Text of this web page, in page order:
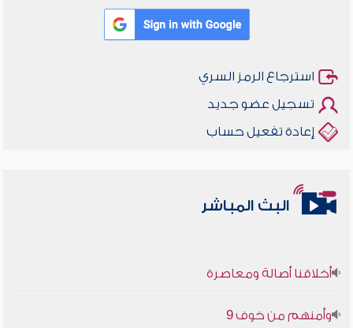
استرجاع الرمز السري
تسجيل عضو جديد
إعادة تفعيل حساب
البث المباشر
أخلاقنا أصالة ومعاصرة
وأمنهم من خوف 9